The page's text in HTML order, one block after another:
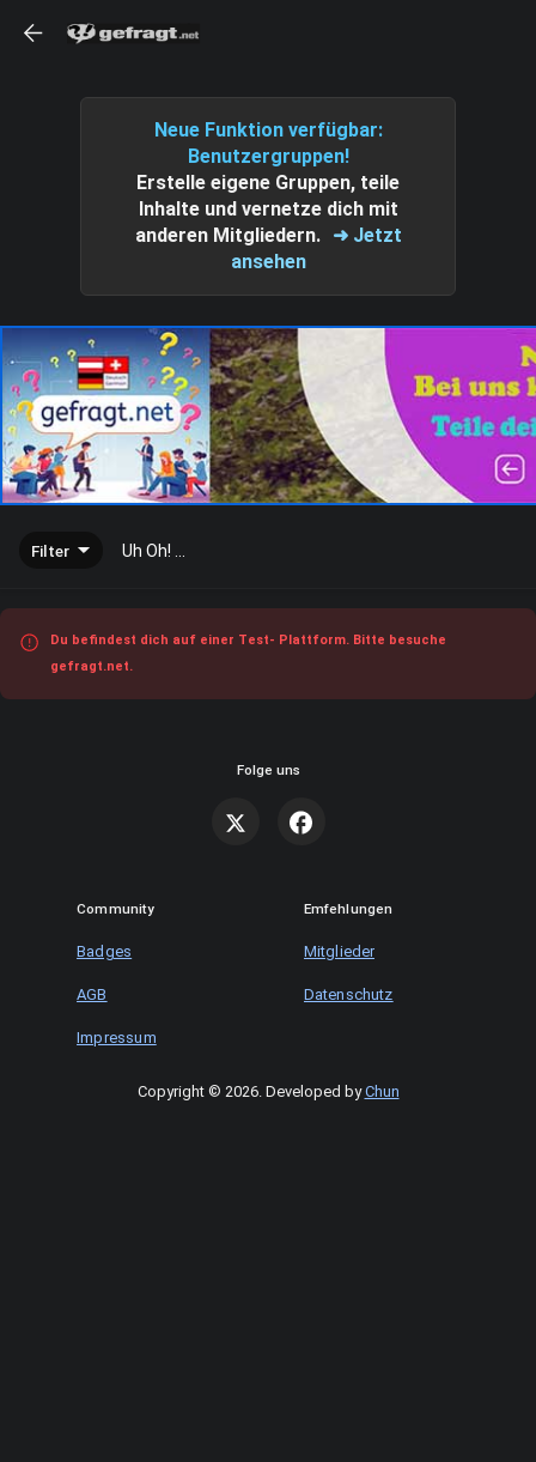
Neue Funktion verfügbar:
Benutzergruppen!
Erstelle eigene Gruppen, teile
Inhalte und vernetze dich mit
anderen Mitgliedern. ➜ Jetzt
ansehen
Filter Uh Oh! ...
Du befindest dich auf einer Test- Plattform. Bitte besuche
gefragt.net.
Folge uns
Community Emfehlungen
Badges Mitglieder
AGB Datenschutz
Impressum
Copyright © 2026. Developed byChun